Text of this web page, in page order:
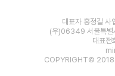
대표자 홍정길
(우)06349 서울특별
대표
COPYRIGHT© 2018